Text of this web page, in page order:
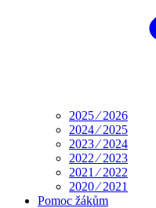
2025 ⁄ 2026
2024 ⁄ 2025
2023 ⁄ 2024
2022 ⁄ 2023
2021 ⁄ 2022
2020 ⁄ 2021
Pomoc žákům